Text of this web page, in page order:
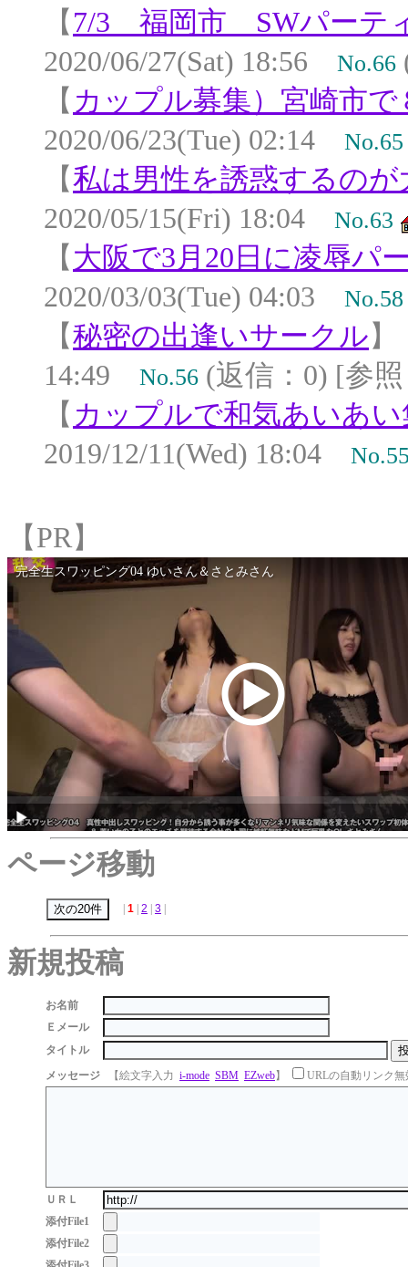
【 7/3 福岡市 SWパーテ
2020/06/27(Sat) 18:56 No.66
【 カップル募集）宮崎市で
2020/06/23(Tue) 02:14 No.65
【私は男性を誘惑するのが
2020/05/15(Fri) 18:04 No.63
【 大阪で3月20日に凌辱パ
2020/03/03(Tue) 04:03 No.58
【秘密の出逢いサークル
14:49 No.56 (返信：0) [参
【 カップルで和気あいあ
2019/12/11(Wed) 18:04
【PR】
ページ移動
1 2 3
新規投稿
お名前
Ｅメール
タイトル
メッセージ
【絵文字入力 i-mode SBM EZweb】 URLの自動リンク無
ＵＲＬ
添付File1
添付File2